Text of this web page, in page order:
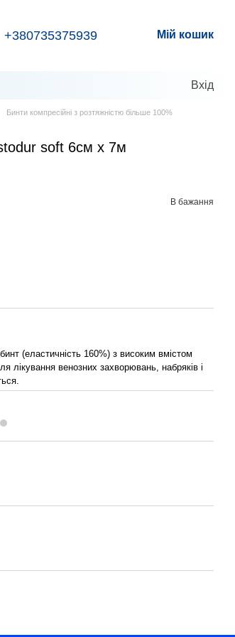
+380735375939 Мій кошик
Вхід
Бинти компресійні з розтяжністю більше 100%
soft 6см х 7м
В бажання
(еластичність 160%) з високим вмістом
лікування венозних захворювань, набряків і